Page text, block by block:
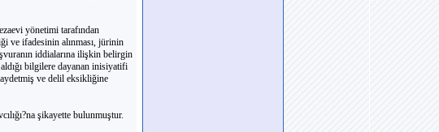
yönetimi tarafından
ve ifadesinin alınması, jürinin
iddialarına ilişkin belirgin
bilgilere dayanan inisiyatifi
ve delil eksikliğine
şikayette bulunmuştur.